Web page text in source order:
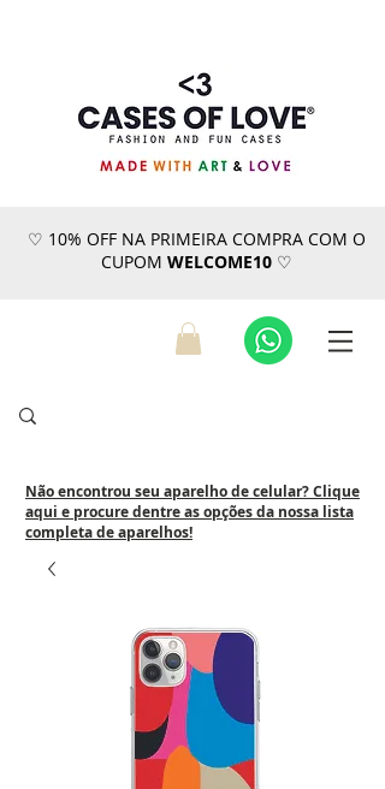
♡ 10% OFF NA PRIMEIRA COMPRA COM O
CUPOM WELCOME10♡
Não encontrou seu aparelho de celular? Clique
aqui e procure dentre as opções da nossa lista
completa de aparelhos!